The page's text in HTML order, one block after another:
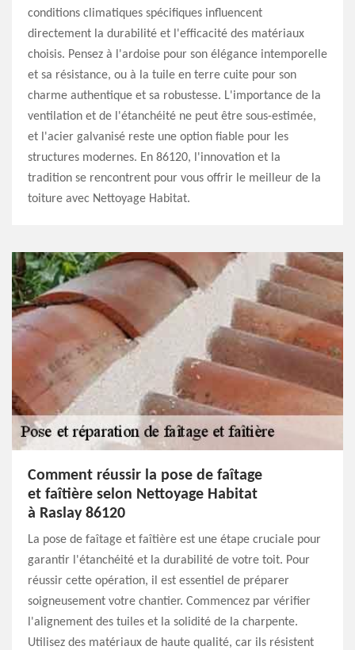
conditions climatiques spécifiques influencent
directement la durabilité et l'efficacité des matériaux
choisis. Pensez à l'ardoise pour son élégance intemporelle
et sa résistance, ou à la tuile en terre cuite pour son
charme authentique et sa robustesse. L'importance de la
ventilation et de l'étanchéité ne peut être sous-estimée,
et l'acier galvanisé reste une option fiable pour les
structures modernes. En 86120, l'innovation et la
tradition se rencontrent pour vous offrir le meilleur de la
toiture avec Nettoyage Habitat.
Comment réussir la pose de faîtage
et faîtière selon Nettoyage Habitat
à Raslay 86120
La pose de faîtage et faîtière est une étape cruciale pour
garantir l'étanchéité et la durabilité de votre toit. Pour
réussir cette opération, il est essentiel de préparer
soigneusement votre chantier. Commencez par vérifier
l'alignement des tuiles et la solidité de la charpente.
Utilisez des matériaux de haute qualité, car ils résistent